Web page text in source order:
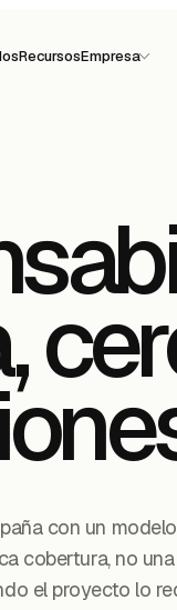
RecursosEmpresa
con un
cobertura, no
el proyecto lo